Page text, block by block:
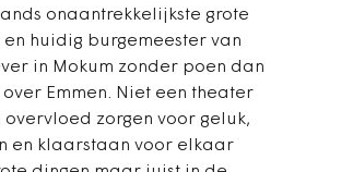
onaantrekkelijkste grote
huidig burgemeester van
in Mokum zonder poen dan
Emmen. Niet een theater
zorgen voor geluk,
en klaarstaan voor elkaar